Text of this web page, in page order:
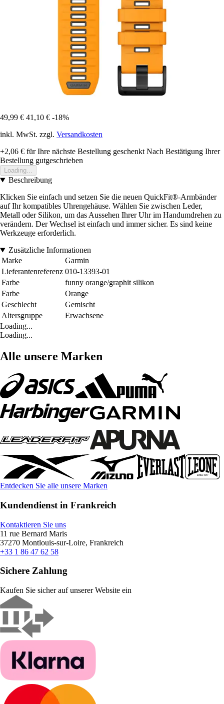
49,99 € 41,10 € -18%
inkl. MwSt. zzgl. Versandkosten
+2,06 € für Ihre nächste Bestellung geschenkt Nach Bestätigung Ihrer
Bestellung gutgeschrieben
Loading...
Beschreibung
Klicken Sie einfach und setzen Sie die neuen QuickFit®-Armbänder
auf Ihr kompatibles Uhrengehäuse. Wählen Sie zwischen Leder,
Metall oder Silikon, um das Aussehen Ihrer Uhr im Handumdrehen zu
verändern. Der Wechsel ist einfach und immer sicher. Es sind keine
Werkzeuge erforderlich.
Zusätzliche Informationen
Marke
Garmin
Lieferantenreferenz 010-13393-01
Farbe
funny orange/graphit silikon
Farbe
Orange
Geschlecht
Gemischt
Altersgruppe
Erwachsene
Loading...
Loading...
Alle unsere Marken
Entdecken Sie alle unsere Marken
Kundendienst in Frankreich
Kontaktieren Sie uns
11 rue Bernard Maris
37270 Montlouis-sur-Loire, Frankreich
+33 1 86 47 62 58
Sichere Zahlung
Kaufen Sie sicher auf unserer Website ein